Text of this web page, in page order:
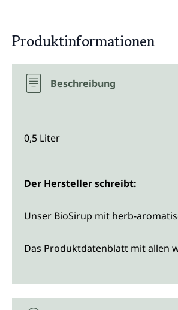
Produktinformationen
Beschreibung
0,5 Liter
Der Hersteller schreibt:
Unser BioSirup mit herb-
Das Produktdatenblatt mit allen